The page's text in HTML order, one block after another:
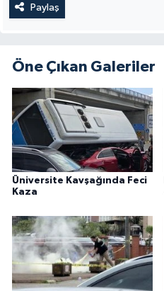
Paylaş
Öne Çıkan Galeriler
Üniversite Kavşağında Feci
Kaza